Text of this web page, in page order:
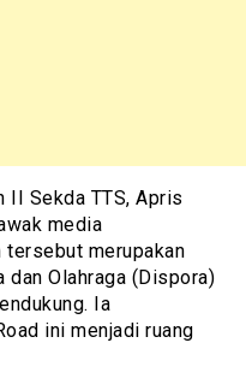
Sekda TTS, Apris
media
tersebut merupakan
dan Olahraga (Dispora)
Ia
ini menjadi ruang